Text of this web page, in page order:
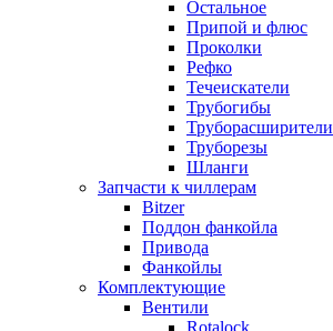
Остальное
Припой и флюс
Проколки
Рефко
Течеискатели
Трубогибы
Труборасширители
Труборезы
Шланги
Запчасти к чиллерам
Bitzer
Поддон фанкойла
Привода
Фанкойлы
Комплектующие
Вентили
Rotalock